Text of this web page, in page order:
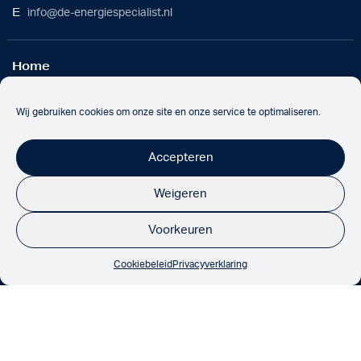
Wij gebruiken cookies om onze site en onze service te optimaliseren.
Accepteren
Weigeren
Voorkeuren
Cookiebeleid Privacyverklaring
E info@de-energiespecialist.nl
Home
Batterijoplossing
Nieuws
Werken bij
Contact
Onze partners